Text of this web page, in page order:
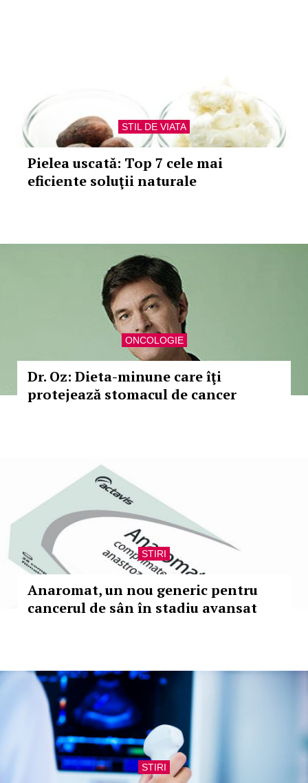
STIL DE VIATA
Pielea uscată: Top 7 cele mai
eficiente soluţii naturale
ONCOLOGIE
Dr. Oz: Dieta-minune care îţi
protejează stomacul de cancer
STIRI
Anaromat, un nou generic pentru
cancerul de sân în stadiu avansat
STIRI